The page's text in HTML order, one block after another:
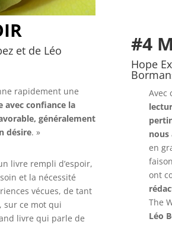
et de Léo
rapidement une
avec confiance la
généralement
désire. »
livre rempli d’espoir,
et la nécessité
vécues, de tant
sur ce mot qui
livre qui parle de
#4
Hope
Avec
nous
en
ont
The
Léo